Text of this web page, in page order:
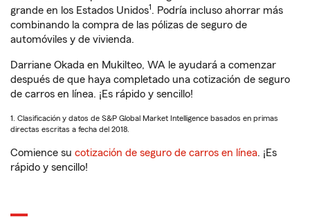
grande en los Estados Unidos1. Podría incluso ahorrar más
combinando la compra de las pólizas de seguro de
automóviles y de vivienda.
Darriane Okada en Mukilteo, WA le ayudará a comenzar
después de que haya completado una cotización de seguro
de carros en línea. ¡Es rápido y sencillo!
1. Clasificación y datos de S&P Global Market Intelligence basados en primas
directas escritas a fecha del 2018.
Comience su cotización de seguro de carros en línea. ¡Es
rápido y sencillo!